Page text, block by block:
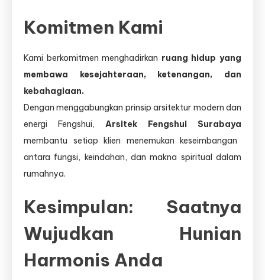
Komitmen Kami
Kami berkomitmen menghadirkan ruang hidup yang
membawa kesejahteraan, ketenangan, dan
kebahagiaan.
Dengan menggabungkan prinsip arsitektur modern dan
energi Fengshui, Arsitek Fengshui Surabaya
membantu setiap klien menemukan keseimbangan
antara fungsi, keindahan, dan makna spiritual dalam
rumahnya.
Kesimpulan: Saatnya
Wujudkan Hunian
Harmonis Anda